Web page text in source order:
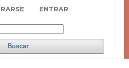
ENTRAR
Buscar